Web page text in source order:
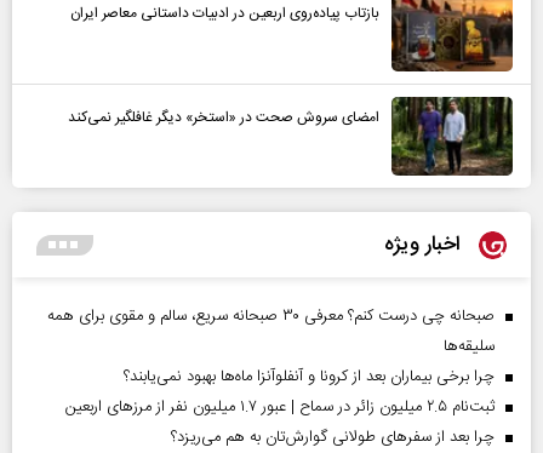
بازتاب پیاده‌روی اربعین در ادبیات داستانی معاصر ایران
امضای سروش صحت در «استخر» دیگر غافلگیر نمی‌کند
اخبار ویژه
صبحانه چی درست کنم؟ معرفی ۳۰ صبحانه سریع، سالم و مقوی برای همه
سلیقه‌ها
چرا برخی بیماران بعد از کرونا و آنفلوآنزا ماه‌ها بهبود نمی‌یابند؟
ثبت‌نام ۲.۵ میلیون زائر در سماح | عبور ۱.۷ میلیون نفر از مرز‌های اربعین
چرا بعد از سفرهای طولانی گوارش‌تان به هم می‌ریزد؟